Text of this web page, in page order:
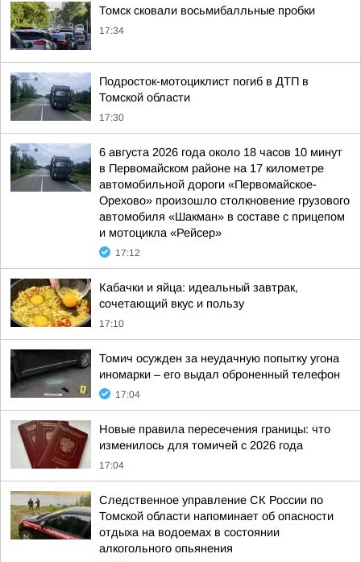
Томск сковали восьмибалльные пробки
17:34
Подросток-мотоциклист погиб в ДТП в
Томской области
17:30
6 августа 2026 года около 18 часов 10 минут
в Первомайском районе на 17 километре
автомобильной дороги «Первомайское-
Орехово» произошло столкновение грузового
автомобиля «Шакман» в составе с прицепом
и мотоцикла «Рейсер»
17:12
Кабачки и яйца: идеальный завтрак,
сочетающий вкус и пользу
17:10
Томич осужден за неудачную попытку угона
иномарки – его выдал оброненный телефон
17:04
Новые правила пересечения границы: что
изменилось для томичей с 2026 года
17:04
Следственное управление СК России по
Томской области напоминает об опасности
отдыха на водоемах в состоянии
алкогольного опьянения